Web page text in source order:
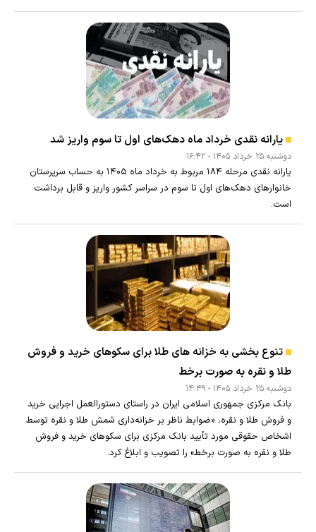
یارانه نقدی خرداد ماه دهک‌های اول تا سوم واریز شد
دوشنبه ۲۵ خرداد ۱۴۰۵ - ۱۶:۴۲
یارانه نقدی مرحله ۱۸۴ مربوط به خرداد ماه ۱۴۰۵ به حساب سرپرستان
خانوار‌های دهک‌های اول تا سوم در سراسر کشور واریز و قابل برداشت
است.
تنوع بخشی به خزانه های طلا برای سکوهای خرید و فروش
طلا و نقره به صورت برخط
دوشنبه ۲۵ خرداد ۱۴۰۵ - ۱۴:۴۹
بانک مرکزی جمهوری اسلامی ایران در راستای دستورالعمل اجرایی خرید
و فروش طلا و نقره، «ضوابط ناظر بر خزانه‌داری شمش طلا ‏‏‏‏‏‏‏‏‏و نقره توسط
اشخاص حقوقی مورد تأیید بانک مرکزی برای سکوهای خرید و فروش
طلا ‏‏‏‏‏‏‏‏‏و نقره به صورت برخط» را تصویب و ابلاغ کرد.